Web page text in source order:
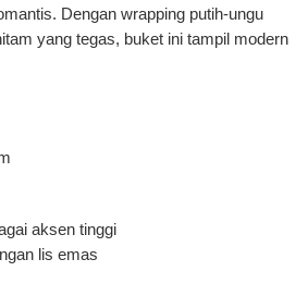
Dengan wrapping putih-ungu
yang tegas, buket ini tampil modern
aksen tinggi
lis emas